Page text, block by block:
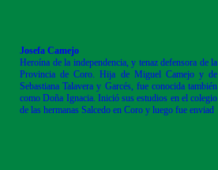
Josefa Camejo
Heroína de la independencia, y tenaz defensora de la
Provincia de Coro. Hija de Miguel Camejo y de
Sebastiana Talavera y Garcés, fue conocida también
como Doña Ignacia. Inició sus estudios en el colegio
de las hermanas Salcedo en Coro y luego fue enviad